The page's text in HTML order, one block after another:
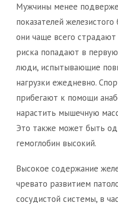
Мужчины менее
показателей
они чаще всего страдают
риска попадают в
люди, испытывающие
нагрузки ежедневно.
прибегают к помощи
нарастить мышечную
Это также может быть
гемоглобин высокий.
Высокое содержание
чревато развитием
сосудистой системы, в